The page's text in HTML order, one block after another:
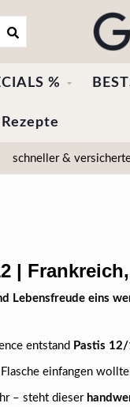
%
schneller &
|
Lebensfreude eins
entstand Pastis
einfangen
– steht dieser